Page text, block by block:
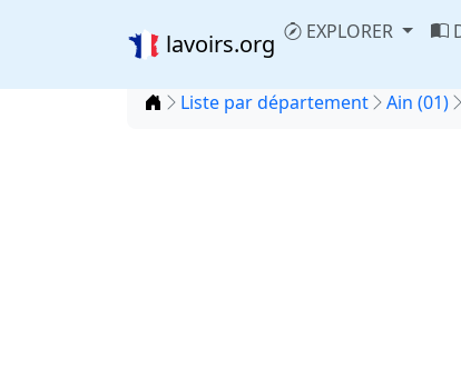
lavoirs.org EXPLORER
Accueil
Liste par département Ain (01)